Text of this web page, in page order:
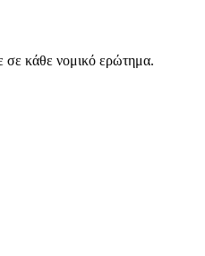
σε κάθε νομικό ερώτημα.